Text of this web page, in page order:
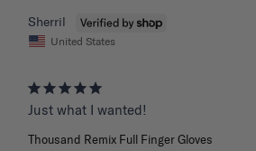
Sherril
United States
Just what I wanted!
Thousand Remix Full Finger Gloves